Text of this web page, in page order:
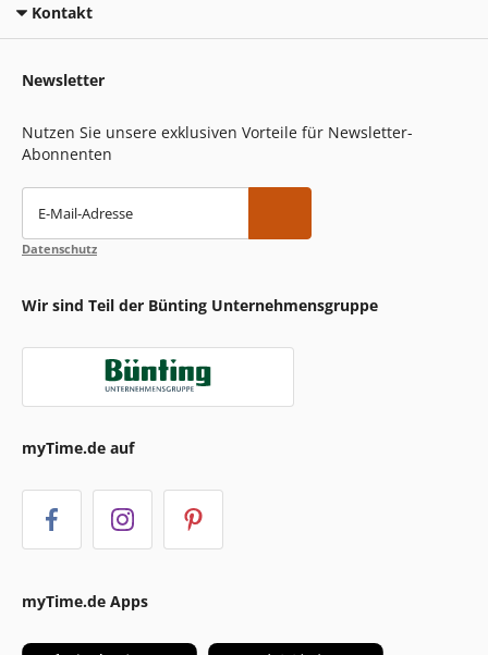
Kontakt
Newsletter
Nutzen Sie unsere exklusiven Vorteile für Newsletter-
Abonnenten
E-Mail-Adresse
Datenschutz
Wir sind Teil der Bünting Unternehmensgruppe
myTime.de auf
myTime.de Apps